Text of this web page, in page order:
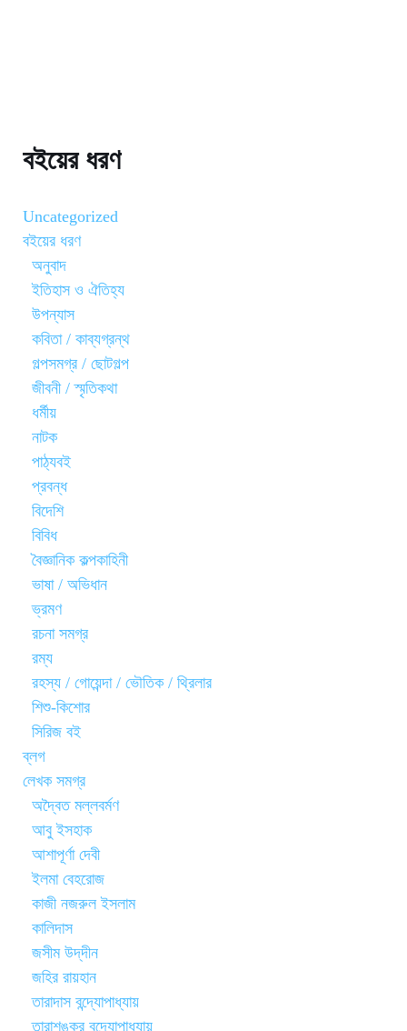
বইয়ের ধরণ
Uncategorized
বইয়ের ধরণ
অনুবাদ
ইতিহাস ও ঐতিহ্য
উপন্যাস
কবিতা / কাব্যগ্রন্থ
গল্পসমগ্র / ছোটগল্প
জীবনী / স্মৃতিকথা
ধর্মীয়
নাটক
পাঠ্যবই
প্রবন্ধ
বিদেশি
বিবিধ
বৈজ্ঞানিক কল্পকাহিনী
ভাষা / অভিধান
ভ্রমণ
রচনা সমগ্র
রম্য
রহস্য / গোয়েন্দা / ভৌতিক / থ্রিলার
শিশু-কিশোর
সিরিজ বই
ব্লগ
লেখক সমগ্র
অদ্বৈত মল্লবর্মণ
আবু ইসহাক
আশাপূর্ণা দেবী
ইলমা বেহরোজ
কাজী নজরুল ইসলাম
কালিদাস
জসীম উদ্‌দীন
জহির রায়হান
তারাদাস বন্দ্যোপাধ্যায়
তারাশঙ্কর বন্দ্যোপাধ্যায়